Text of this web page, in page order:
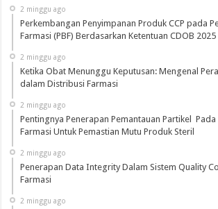
2 minggu ago
Perkembangan Penyimpanan Produk CCP pada
Farmasi (PBF) Berdasarkan Ketentuan CDOB 2025
2 minggu ago
Ketika Obat Menunggu Keputusan: Mengenal
dalam Distribusi Farmasi
2 minggu ago
Pentingnya Penerapan Pemantauan Partikel
Farmasi Untuk Pemastian Mutu Produk Steril
2 minggu ago
Penerapan Data Integrity Dalam Sistem Quality
Farmasi
2 minggu ago